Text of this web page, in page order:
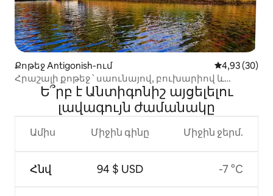
Քոթեջ Antigonish-ում Միջին
4,93 (30)
Հրաշալի քոթեջ ՝ սաունայով, բուխարիով և
շոգեբաղնիքով
Ե՞րբ է Անտիգոնիշ այցելելու
լավագույն ժամանակը
Ամիս
Հնվ
Միջին գինը
94 $ USD
Միջին ջերմ.
-7 °C